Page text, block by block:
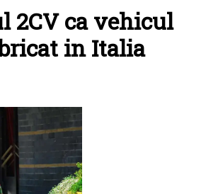
2CV ca vehicul
in Italia